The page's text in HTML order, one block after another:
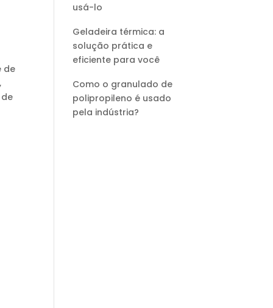
de
usá-lo
Geladeira térmica: a
solução prática e
eficiente para você
Como o granulado de
polipropileno é usado
pela indústria?